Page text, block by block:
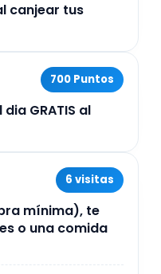
canjear tus
700 Puntos
GRATIS al
6 visitas
mínima), te
o una comida